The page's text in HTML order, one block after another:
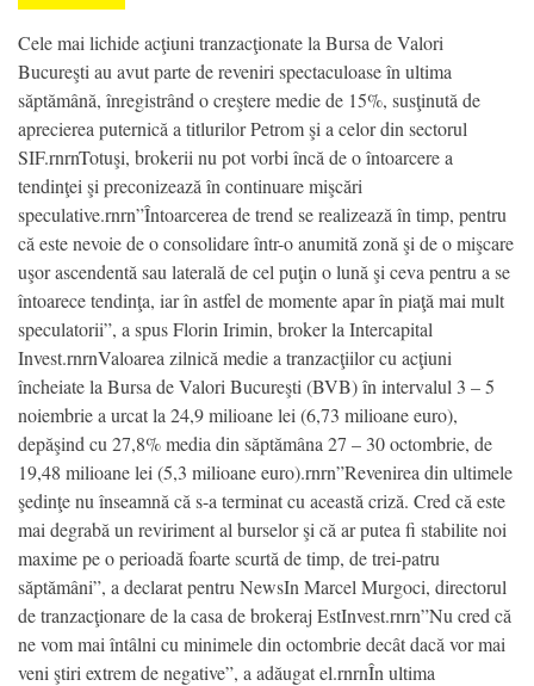
Cele mai lichide acţiuni tranzacţionate la Bursa de Valori
Bucureşti au avut parte de reveniri spectaculoase în ultima
săptămână, înregistrând o creştere medie de 15%, susţinută de
aprecierea puternică a titlurilor Petrom şi a celor din sectorul
SIF.rnrnTotuşi, brokerii nu pot vorbi încă de o întoarcere a
tendinţei şi preconizează în continuare mişcări
speculative.rnrn”Întoarcerea de trend se realizează în timp, pentru
că este nevoie de o consolidare într-o anumită zonă şi de o mişcare
uşor ascendentă sau laterală de cel puţin o lună şi ceva pentru a se
întoarece tendinţa, iar în astfel de momente apar în piaţă mai mult
speculatorii”, a spus Florin Irimin, broker la Intercapital
Invest.rnrnValoarea zilnică medie a tranzacţiilor cu acţiuni
încheiate la Bursa de Valori Bucureşti (BVB) în intervalul 3 – 5
noiembrie a urcat la 24,9 milioane lei (6,73 milioane euro),
depăşind cu 27,8% media din săptămâna 27 – 30 octombrie, de
19,48 milioane lei (5,3 milioane euro).rnrn”Revenirea din ultimele
şedinţe nu înseamnă că s-a terminat cu această criză. Cred că este
mai degrabă un reviriment al burselor şi că ar putea fi stabilite noi
maxime pe o perioadă foarte scurtă de timp, de trei-patru
săptămâni”, a declarat pentru NewsIn Marcel Murgoci, directorul
de tranzacţionare de la casa de brokeraj EstInvest.rnrn”Nu cred că
ne vom mai întâlni cu minimele din octombrie decât dacă vor mai
veni ştiri extrem de negative”, a adăugat el.rnrnÎn ultima